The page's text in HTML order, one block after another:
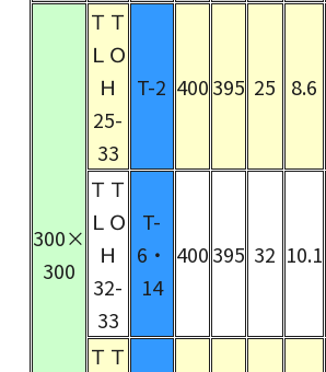
300×
300
ＴＴ
ＬＯ
Ｈ
25-
33
T-2 400395 25 8.6
ＴＴ
ＬＯ
Ｈ
32-
33
T-
6・
14
400395 32 10.1
ＴＴ